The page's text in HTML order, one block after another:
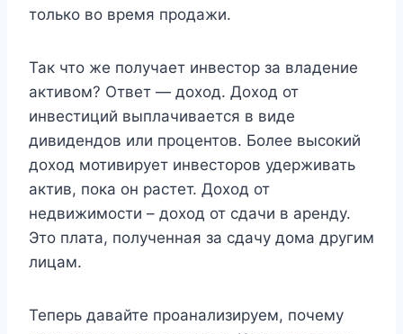
только во время продажи.
Так что же получает инвестор за владение
активом? Ответ — доход. Доход от
инвестиций выплачивается в виде
дивидендов или процентов. Более высокий
доход мотивирует инвесторов удерживать
актив, пока он растет. Доход от
недвижимости – доход от сдачи в аренду.
Это плата, полученная за сдачу дома другим
лицам.
Теперь давайте проанализируем, почему